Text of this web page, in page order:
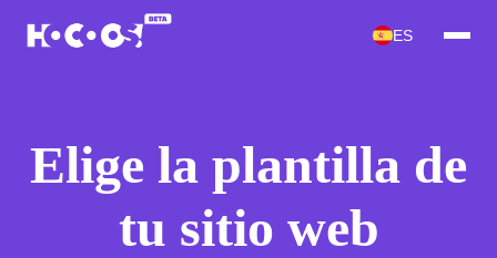
ES
Elige la plantilla de
tu sitio web